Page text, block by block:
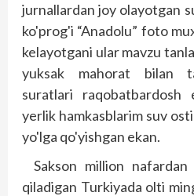
jurnallardan joy olayotgan
ko'prog'i “Anadolu” foto
kelayotgani ular mavzu
yuksak mahorat bilan
suratlari raqobatbardosh
yerlik hamkasblarim suv
yo'lga qo'yishgan ekan.
Sakson million
qiladigan Turkiyada olti